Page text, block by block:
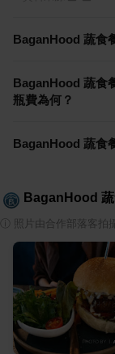
BaganHood 蔬食
BaganHood 蔬食
瓶費為何？
BaganHood 蔬食
BaganHood
照片由合作部落客拍